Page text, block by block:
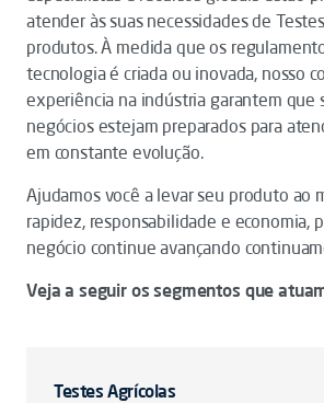
atender às suas necessidades de
produtos. À medida que os
tecnologia é criada ou inovada, nosso
experiência na indústria garantem que
negócios estejam preparados para
em constante evolução.
Ajudamos você a levar seu produto ao
rapidez, responsabilidade e economia,
negócio continue avançando
Veja a seguir os segmentos que
Testes Agrícolas